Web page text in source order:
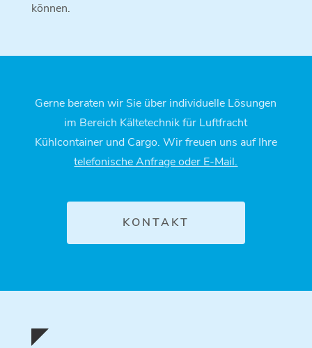
können.
Gerne beraten wir Sie über individuelle Lösungen
im Bereich Kältetechnik für Luftfracht
Kühlcontainer und Cargo. Wir freuen uns auf Ihre
telefonische Anfrage oder E-Mail.
KONTAKT